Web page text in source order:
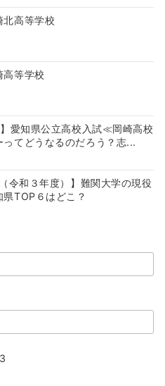
北高等学校
高等学校
愛知県公立高校入試≪岡崎高校
てどうなるのだろう？志...
令和３年度）】難関大学の現役
TOP６はどこ？